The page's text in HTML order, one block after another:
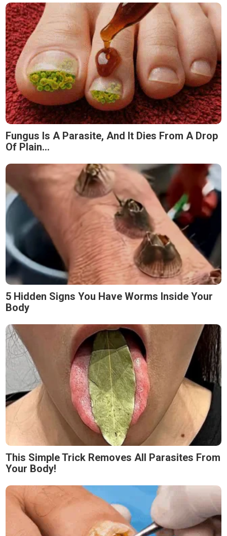
Fungus Is A Parasite, And It Dies From A Drop
Of Plain...
5 Hidden Signs You Have Worms Inside Your
Body
This Simple Trick Removes All Parasites From
Your Body!